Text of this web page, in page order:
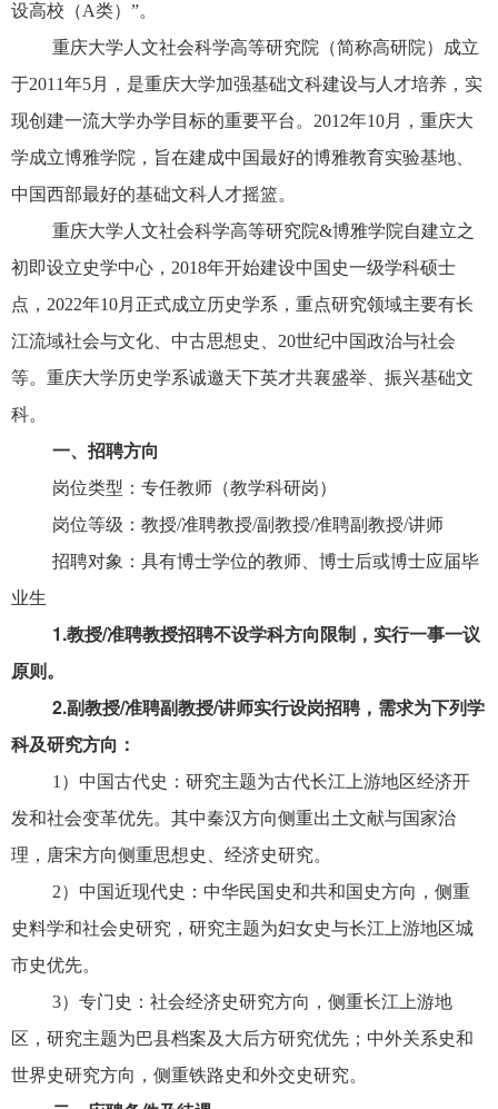
设高校（A类）”。
重庆大学人文社会科学高等研究院（简称高研院）成立
于2011年5月，是重庆大学加强基础文科建设与人才培养，实
现创建一流大学办学目标的重要平台。2012年10月，重庆大
学成立博雅学院，旨在建成中国最好的博雅教育实验基地、
中国西部最好的基础文科人才摇篮。
重庆大学人文社会科学高等研究院&博雅学院自建立之
初即设立史学中心，2018年开始建设中国史一级学科硕士
点，2022年10月正式成立历史学系，重点研究领域主要有长
江流域社会与文化、中古思想史、20世纪中国政治与社会
等。重庆大学历史学系诚邀天下英才共襄盛举、振兴基础文
科。
一、招聘方向
岗位类型：专任教师（教学科研岗）
岗位等级：教授/准聘教授/副教授/准聘副教授/讲师
招聘对象：具有博士学位的教师、博士后或博士应届毕
业生
1.教授/准聘教授招聘不设学科方向限制，实行一事一议
原则。
2.副教授/准聘副教授/讲师实行设岗招聘，需求为下列学
科及研究方向：
1）中国古代史：研究主题为古代长江上游地区经济开
发和社会变革优先。其中秦汉方向侧重出土文献与国家治
理，唐宋方向侧重思想史、经济史研究。
2）中国近现代史：中华民国史和共和国史方向，侧重
史料学和社会史研究，研究主题为妇女史与长江上游地区城
市史优先。
3）专门史：社会经济史研究方向，侧重长江上游地
区，研究主题为巴县档案及大后方研究优先；中外关系史和
世界史研究方向，侧重铁路史和外交史研究。